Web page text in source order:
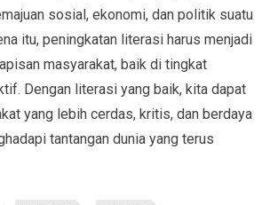
sosial, ekonomi, dan politik suatu
itu, peningkatan literasi harus menjadi
masyarakat, baik di tingkat
Dengan literasi yang baik, kita dapat
yang lebih cerdas, kritis, dan berdaya
tantangan dunia yang terus